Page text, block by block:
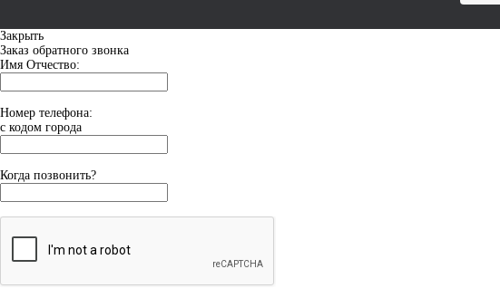
Закрыть
Заказ обратного звонка
Имя Отчество:
Номер телефона:
с кодом города
Когда позвонить?